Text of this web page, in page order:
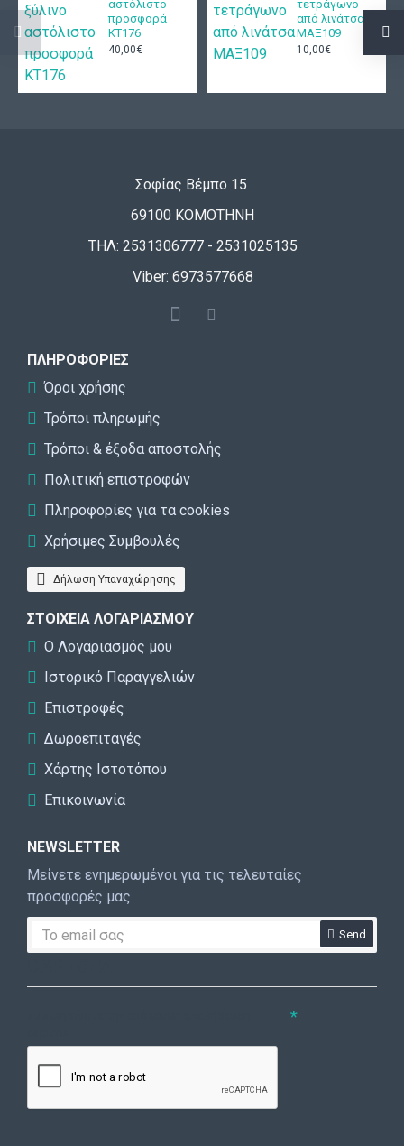
αστόλιστο
προσφορά
ΚΤ176
40,00€
τετράγωνο
από λινάτσα
ΜΑΞ109
10,00€
Σοφίας Βέμπο 15
69100 ΚΟΜΟΤΗΝΗ
ΤΗΛ: 2531306777 - 2531025135
Viber: 6973577668
ΠΛΗΡΟΦΟΡΊΕΣ
Όροι χρήσης
Τρόποι πληρωμής
Τρόποι & έξοδα αποστολής
Πολιτική επιστροφών
Πληροφορίες για τα cookies
Χρήσιμες Συμβουλές
Δήλωση Υπαναχώρησης
ΣΤΟΙΧΕΊΑ ΛΟΓΑΡΙΑΣΜΟΎ
Ο Λογαριασμός μου
Ιστορικό Παραγγελιών
Επιστροφές
Δωροεπιταγές
Χάρτης Ιστοτόπου
Επικοινωνία
NEWSLETTER
Μείνετε ενημερωμένοι για τις τελευταίες
προσφορές μας
Send